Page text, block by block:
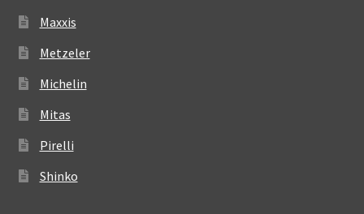
Maxxis
Metzeler
Michelin
Mitas
Pirelli
Shinko